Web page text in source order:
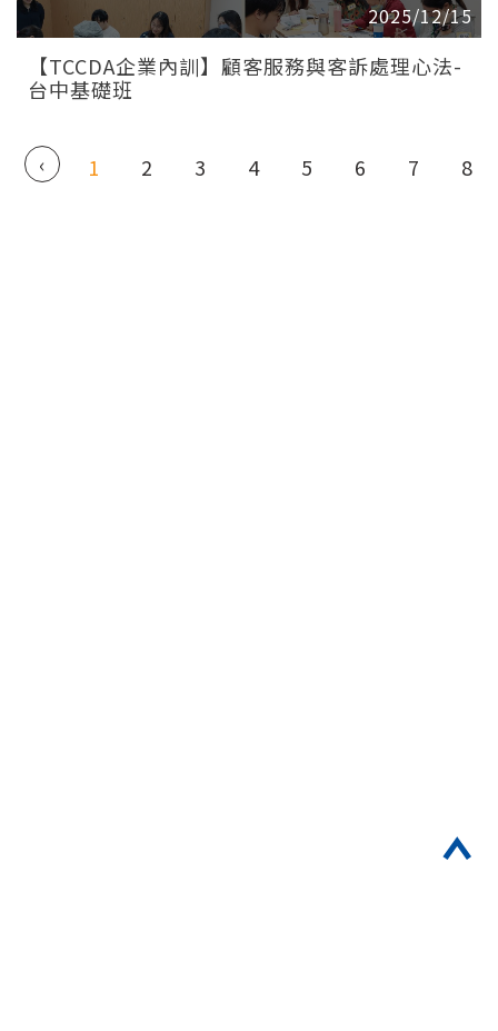
2025/12/15
【TCCDA企業內訓】顧客服務與客訴處理心法-
台中基礎班
‹ 1 2 3 4 5 6 7 8